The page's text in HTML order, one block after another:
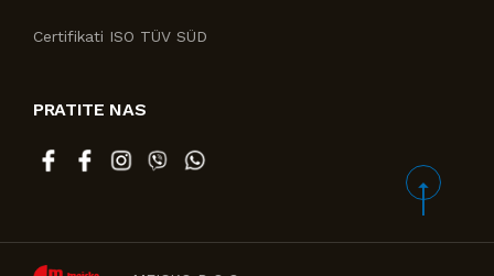
Certifikati ISO TÜV SÜD
PRATITE NAS